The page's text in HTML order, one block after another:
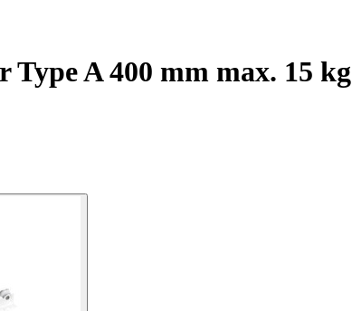
Type A 400 mm max. 15 kg